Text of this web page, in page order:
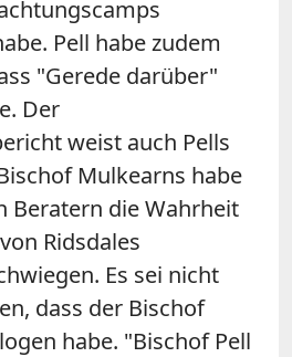
Pell habe zudem
"Gerede darüber"
Der
weist auch Pells
Mulkearns habe
Beratern die Wahrheit
Ridsdales
Es sei nicht
dass der Bischof
habe. "Bischof Pell